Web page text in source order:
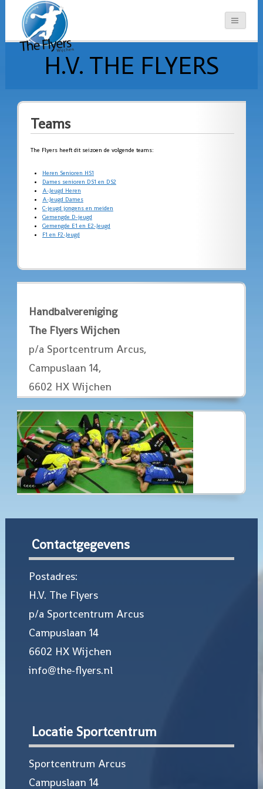
H.V. THE FLYERS
Teams
The Flyers heeft dit seizoen de volgende teams:
Heren Senioren HS1
Dames senioren DS1 en DS2
A-Jeugd Heren
A-Jeugd Dames
C-jeugd jongens en meiden
Gemengde D-jeugd
Gemengde E1 en E2-Jeugd
F1 en F2-Jeugd
Handbalvereniging
The Flyers Wijchen
p/a Sportcentrum Arcus,
Campuslaan 14,
6602 HX Wijchen
Contactgegevens
Postadres:
H.V. The Flyers
p/a Sportcentrum Arcus
Campuslaan 14
6602 HX Wijchen
info@the-flyers.nl
Locatie Sportcentrum
Sportcentrum Arcus
Campuslaan 14